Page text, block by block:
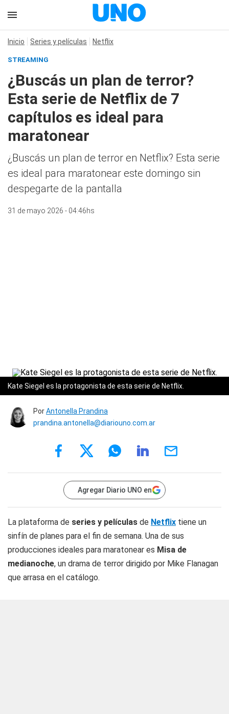
Inicio Series y películas Netflix
STREAMING
¿Buscás un plan de terror?
Esta serie de Netflix de 7
capítulos es ideal para
maratonear
¿Buscás un plan de terror en Netflix? Esta serie
es ideal para maratonear este domingo sin
despegarte de la pantalla
31 de mayo 2026 - 04:46hs
Kate Siegel es la protagonista de esta serie de Netflix.
PorAntonella Prandina
prandina.antonella@diariouno.com.ar
Agregar Diario UNO en
La plataforma de series y películas de Netflix tiene un
sinfín de planes para el fin de semana. Una de sus
producciones ideales para maratonear es Misa de
medianoche, un drama de terror dirigido por Mike Flanagan
que arrasa en el catálogo.